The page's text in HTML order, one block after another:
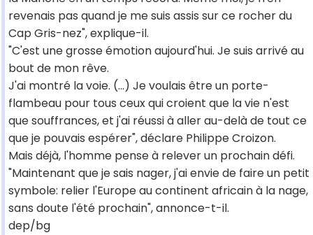
revenais pas quand je me suis assis sur ce rocher du
Cap Gris-nez", explique-il.
"C'est une grosse émotion aujourd'hui. Je suis arrivé au
bout de mon rêve.
J'ai montré la voie. (...) Je voulais être un porte-
flambeau pour tous ceux qui croient que la vie n'est
que souffrances, et j'ai réussi à aller au-delà de tout ce
que je pouvais espérer", déclare Philippe Croizon.
Mais déjà, l'homme pense à relever un prochain défi.
"Maintenant que je sais nager, j'ai envie de faire un petit
symbole: relier l'Europe au continent africain à la nage,
sans doute l'été prochain", annonce-t-il.
dep/bg